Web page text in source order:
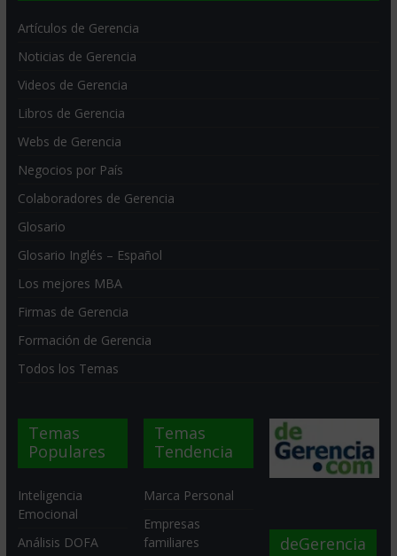
Artículos de Gerencia
Noticias de Gerencia
Videos de Gerencia
Libros de Gerencia
Webs de Gerencia
Negocios por País
Colaboradores de Gerencia
Glosario
Glosario Inglés – Español
Los mejores MBA
Firmas de Gerencia
Formación de Gerencia
Todos los Temas
Temas
Populares
Inteligencia
Emocional
Análisis DOFA
Temas
Tendencia
Marca Personal
Empresas
familiares
deGerencia